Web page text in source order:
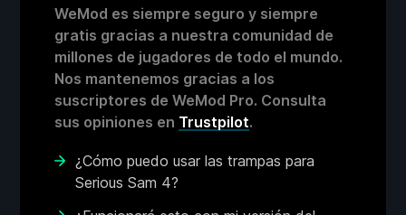
WeMod es siempre seguro y siempre
gratis gracias a nuestra comunidad de
millones de jugadores de todo el mundo.
Nos mantenemos gracias a los
suscriptores de WeMod Pro. Consulta
sus opiniones en Trustpilot.
¿Cómo puedo usar las trampas para
Serious Sam 4?